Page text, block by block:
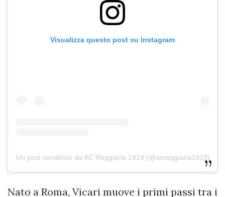
Visualizza questo post su Instagram
Un post condiviso da AC Reggiana 1919 (@acreggiana1919)
Nato a Roma, Vicari muove i primi passi tra i